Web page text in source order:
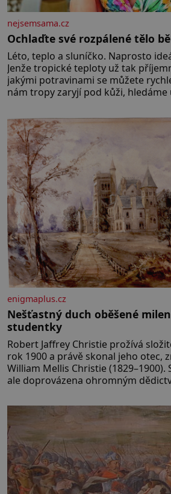
nejsemsama.cz
Ochlaďte své rozpálené tělo
Léto, teplo a sluníčko. Naprosto
Jenže tropické teploty už tak
jakými potravinami se můžete
nám tropy zaryjí pod kůži, hledáme
v jejich blízkosti. Nemusíte však
mít promyšlený jídelníček, žadné
enigmaplus.cz
Nešťastný duch oběšené
studentky
Robert Jaffrey Christie prožívá
rok 1900 a právě skonal jeho otec,
William Mellis Christie
ale doprovázena ohromným